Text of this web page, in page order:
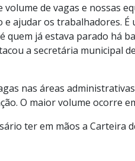
volume de vagas e nossas
e ajudar os trabalhadores.
quem já estava parado há
a secretária municipal
nas áreas
O maior volume ocorre
ter em mãos a Carteira